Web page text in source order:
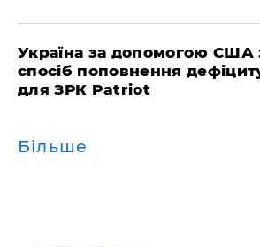
Україна за допомогою США
спосіб поповнення
для ЗРК Patriot
Більше